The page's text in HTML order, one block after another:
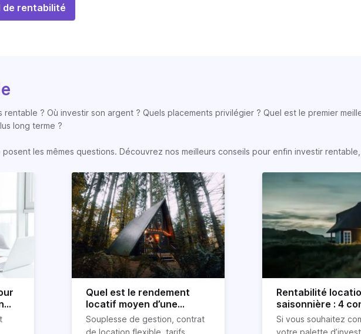
de rentabilité
rentable ? Où investir son argent ? Quels placements privilégier ? Quel est le premier
long terme ?
les mêmes questions. Découvrez nos meilleurs conseils pour enfin investir
Quel est le rendement
locatif moyen d’une
location Airbnb ?
Souplesse de gestion, contrat
Rentabilité
saisonnière : 4
Si vous souhaitez